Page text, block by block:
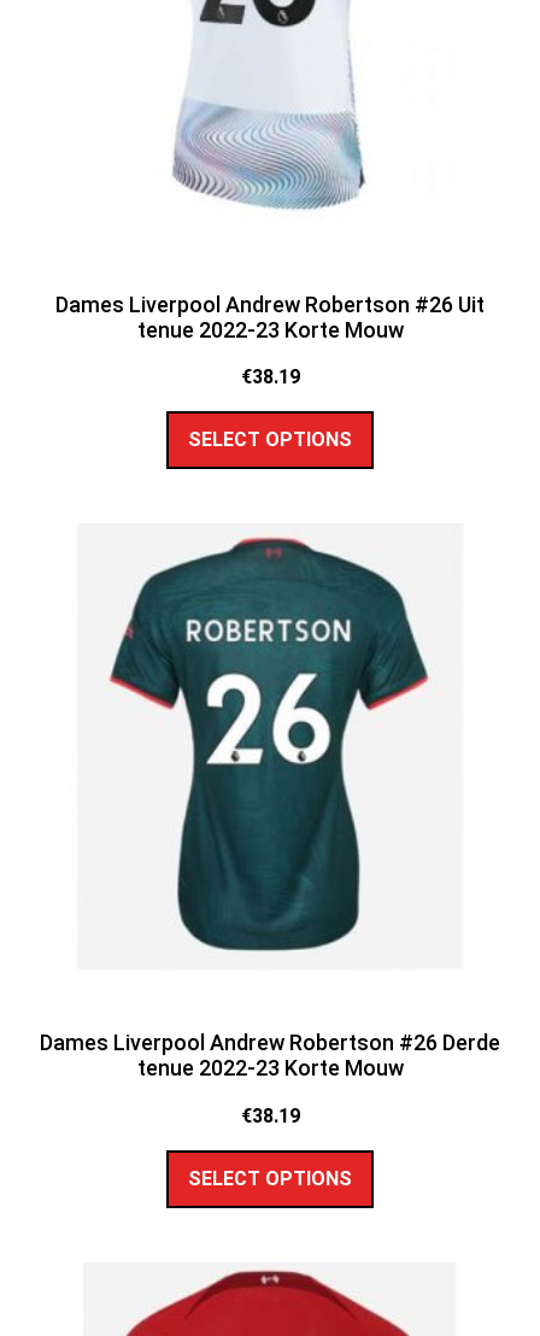
Dames Liverpool Andrew Robertson #26 Uit
tenue 2022-23 Korte Mouw
€38.19
SELECT OPTIONS
Dames Liverpool Andrew Robertson #26 Derde
tenue 2022-23 Korte Mouw
€38.19
SELECT OPTIONS